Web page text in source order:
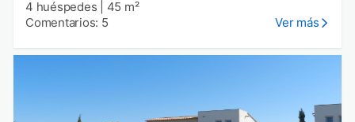
4 huéspedes
45 m²
Comentarios: 5
Ver más